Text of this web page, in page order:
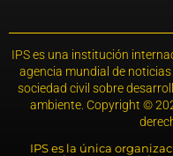
IPS es una institución
agencia mundial de
sociedad civil sobre
ambiente. Copyright ©
IPS es la única